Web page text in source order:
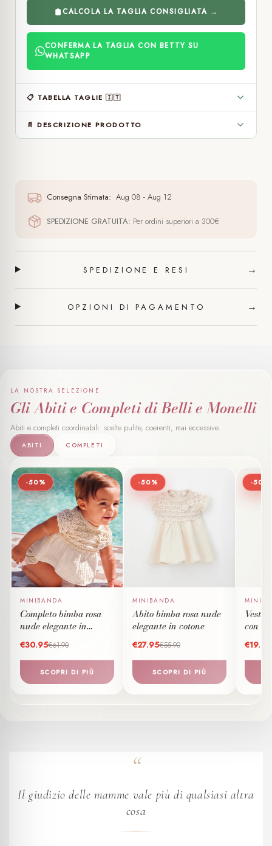
CALCOLA LA TAGLIA CONSIGLIATA →
CONFERMA LA TAGLIA CON BETTY SU
WHATSAPP
📋 TABELLA TAGLIE 🇮🇹
📄 DESCRIZIONE PRODOTTO
Consegna Stimata: Aug 08 - Aug 12
SPEDIZIONE GRATUITA: Per ordini superiori a 300€
SPEDIZIONE E RESI →
OPZIONI DI PAGAMENTO →
LA NOSTRA SELEZIONE
Gli Abiti e Completi di Belli e Monelli
Abiti e completi coordinabili: scelte pulite, coerenti, mai eccessive.
ABITI COMPLETI
-50%
MINIBANDA
Completo bimba rosa
nude elegante in
cotone
€30.95€61.90
SCOPRI DI PIÙ
-50%
MINIBANDA
Abito bimba rosa nude
elegante in cotone
€27.95€55.90
SCOPRI DI PIÙ
-50%
con
righe
€19.95
Il giudizio delle mamme vale più di qualsiasi altra
cosa